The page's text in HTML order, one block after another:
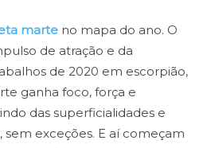
marte no mapa do ano. O
de atração e da
de 2020 em escorpião,
ganha foco, força e
das superficialidades e
exceções. E aí começam